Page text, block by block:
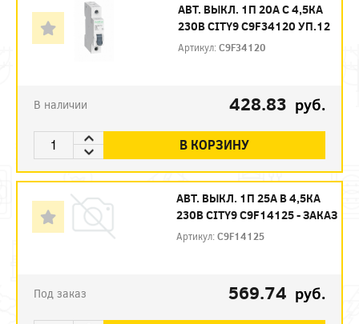
АВТ. ВЫКЛ. 1П 20А С 4,5КА
230В CITY9 C9F34120 УП.12
Артикул:C9F34120
В наличии 428.83 руб.
В КОРЗИНУ
АВТ. ВЫКЛ. 1П 25А B 4,5КА
230В CITY9 C9F14125 - ЗАКАЗ
Артикул:C9F14125
Под заказ 569.74 руб.